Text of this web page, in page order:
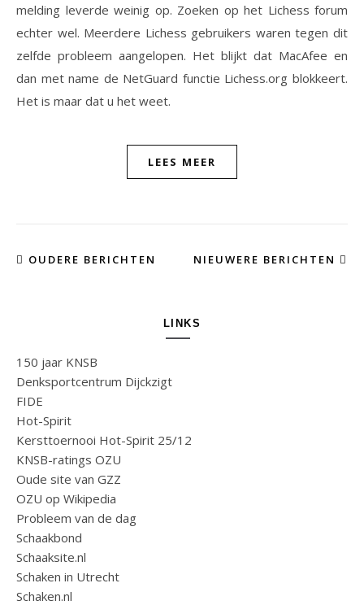
melding leverde weinig op. Zoeken op het Lichess forum
echter wel. Meerdere Lichess gebruikers waren tegen dit
zelfde probleem aangelopen. Het blijkt dat MacAfee en
dan met name de NetGuard functie Lichess.org blokkeert.
Het is maar dat u het weet.
LEES MEER
OUDERE BERICHTEN NIEUWERE BERICHTEN
LINKS
150 jaar KNSB
Denksportcentrum Dijckzigt
FIDE
Hot-Spirit
Kersttoernooi Hot-Spirit 25/12
KNSB-ratings OZU
Oude site van GZZ
OZU op Wikipedia
Probleem van de dag
Schaakbond
Schaaksite.nl
Schaken in Utrecht
Schaken.nl